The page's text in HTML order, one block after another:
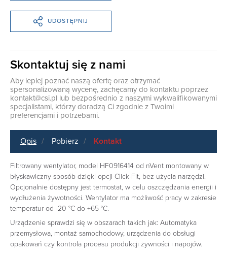
UDOSTĘPNIJ
Skontaktuj się z nami
Aby lepiej poznać naszą ofertę oraz otrzymać
spersonalizowaną wycenę, zachęcamy do kontaktu poprzez
kontakt@csi.pl lub bezpośrednio z naszymi wykwalifikowanymi
specjalistami, którzy doradzą Ci zgodnie z Twoimi
preferencjami i potrzebami.
Opis Pobierz Kontakt
Filtrowany wentylator, model HF0916414 od nVent montowany w
błyskawiczny sposób dzięki opcji Click-Fit, bez użycia narzędzi.
Opcjonalnie dostępny jest termostat, w celu oszczędzania energii i
wydłużenia żywotności. Wentylator ma możliwość pracy w zakresie
temperatur od -20 °C do +65 °C.
Urządzenie sprawdzi się w obszarach takich jak: Automatyka
przemysłowa, montaż samochodowy, urządzenia do obsługi
opakowań czy kontrola procesu produkcji żywności i napojów.